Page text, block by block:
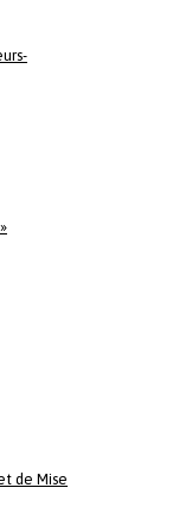
de Mise